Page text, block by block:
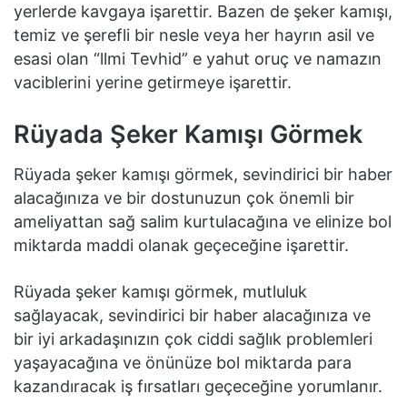
yerlerde kavgaya işarettir. Bazen de şeker kamışı,
temiz ve şerefli bir nesle veya her hayrın asil ve
esasi olan “llmi Tevhid” e yahut oruç ve namazın
vaciblerini yerine getirmeye işarettir.
Rüyada Şeker Kamışı Görmek
Rüyada şeker kamışı görmek, sevindirici bir haber
alacağınıza ve bir dostunuzun çok önemli bir
ameliyattan sağ salim kurtulacağına ve elinize bol
miktarda maddi olanak geçeceğine işarettir.
Rüyada şeker kamışı görmek, mutluluk
sağlayacak, sevindirici bir haber alacağınıza ve
bir iyi arkadaşınızın çok ciddi sağlık problemleri
yaşayacağına ve önünüze bol miktarda para
kazandıracak iş fırsatları geçeceğine yorumlanır.